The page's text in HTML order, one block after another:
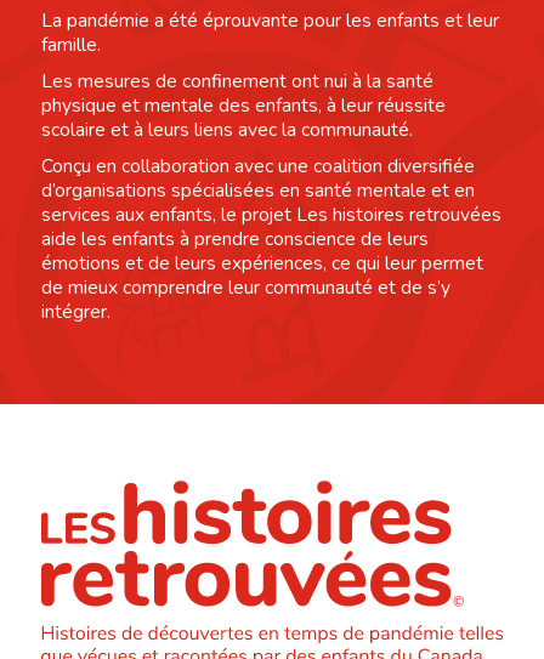
La pandémie a été éprouvante pour les enfants et leur
famille.
Les mesures de confinement ont nui à la santé
physique et mentale des enfants, à leur réussite
scolaire et à leurs liens avec la communauté.
Conçu en collaboration avec une coalition diversifiée
d’organisations spécialisées en santé mentale et en
services aux enfants, le projet Les histoires retrouvées
aide les enfants à prendre conscience de leurs
émotions et de leurs expériences, ce qui leur permet
de mieux comprendre leur communauté et de s’y
intégrer.